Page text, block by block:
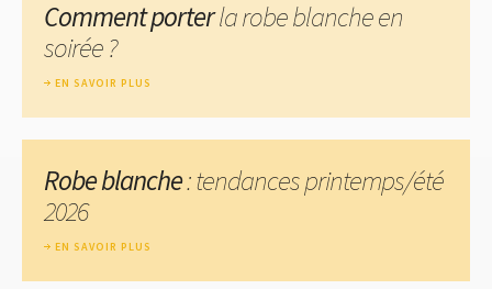
Comment porterla robe blanche en
soirée ?
EN SAVOIR PLUS
Robe blanche: tendances printemps/été
2026
EN SAVOIR PLUS